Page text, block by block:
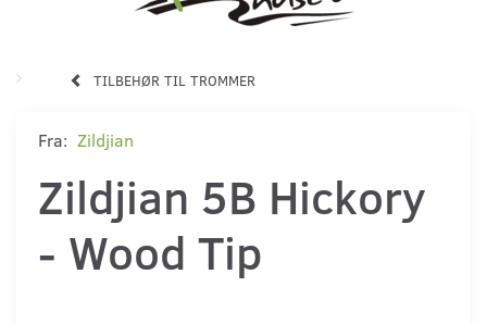
TILBEHØR TIL TROMMER
Fra: Zildjian
Zildjian 5B Hickory
- Wood Tip